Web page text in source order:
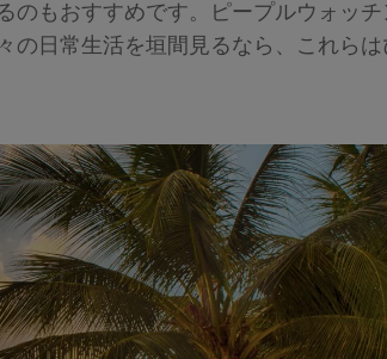
のもおすすめです。ピープルウォッチ
の日常生活を垣間見るなら、これらは